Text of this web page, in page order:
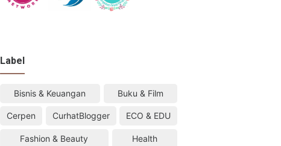
Label
Bisnis & Keuangan Buku & Film
Cerpen CurhatBlogger ECO & EDU
Fashion & Beauty Health